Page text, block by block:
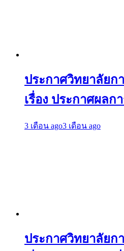
ประกาศวิทยาลัยก
เรื่อง ประกาศผล
3 เดือน ago3 เดือน ago
ประกาศวิทยาลัยก